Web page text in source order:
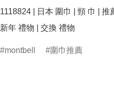
1118824 | 日本 圍巾 | 頸 巾 | 推
montbell 圍巾推薦